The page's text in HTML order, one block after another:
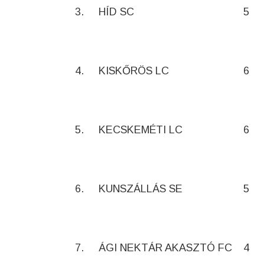
3. HÍD SC 5
4. KISKŐRÖS LC 6
5. KECSKEMÉTI LC 6
6. KUNSZÁLLÁS SE 5
7. ÁGI NEKTÁR AKASZTÓ FC 4